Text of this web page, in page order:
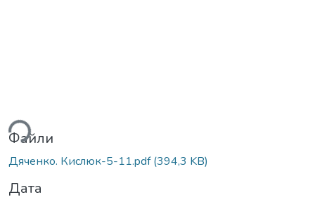
Файли
Дяченко. Кислюк-5-11.pdf(394,3 KB)
Дата